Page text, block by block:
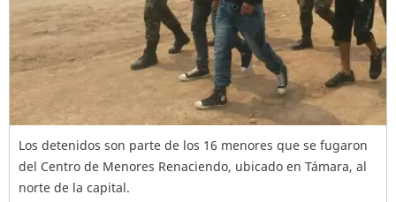
Los detenidos son parte de los 16 menores que se fugaron
del Centro de Menores Renaciendo, ubicado en Támara, al
norte de la capital.